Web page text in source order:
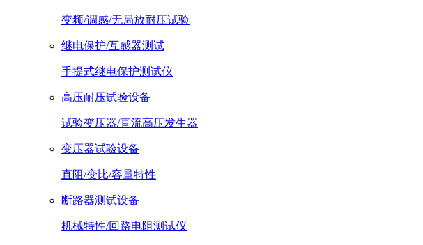
变频/调感/无局放耐压试验
继电保护/互感器测试
手提式继电保护测试仪
高压耐压试验设备
试验变压器/直流高压发生器
变压器试验设备
直阻/变比/容量特性
断路器测试设备
机械特性/回路电阻测试仪